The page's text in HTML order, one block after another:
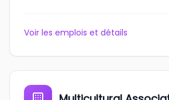
Voir les emplois et détails